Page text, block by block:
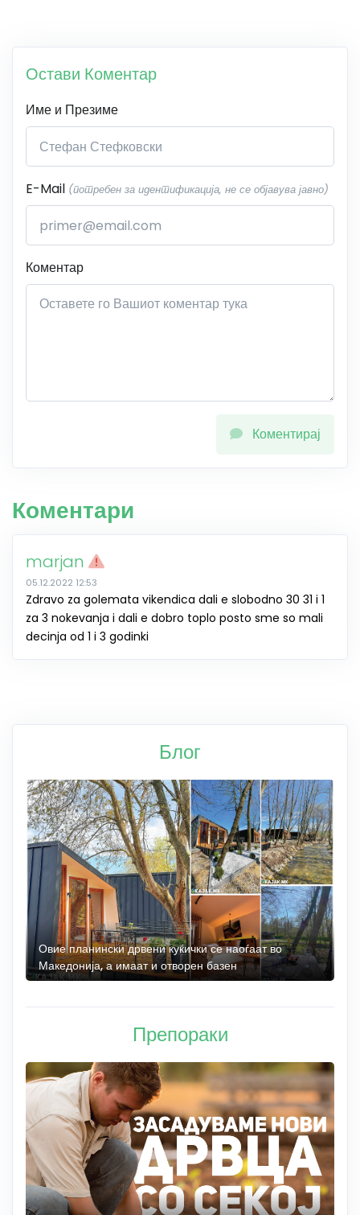
Остави Коментар
Име и Презиме
E-Mail (потребен за идентификација, не се објавува јавно)
Коментар
Коментирај
Коментари
marjan
05.12.2022 12:53
Zdravo za golemata vikendica dali e slobodno 30 31 i 1
za 3 nokevanja i dali e dobro toplo posto sme so mali
decinja od 1 i 3 godinki
Блог
Овие планински дрвени куќички се наоѓаат во
Македонија, а имаат и отворен базен
Препораки